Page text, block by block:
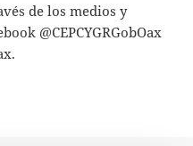
de los medios y
@CEPCYGRGobOax